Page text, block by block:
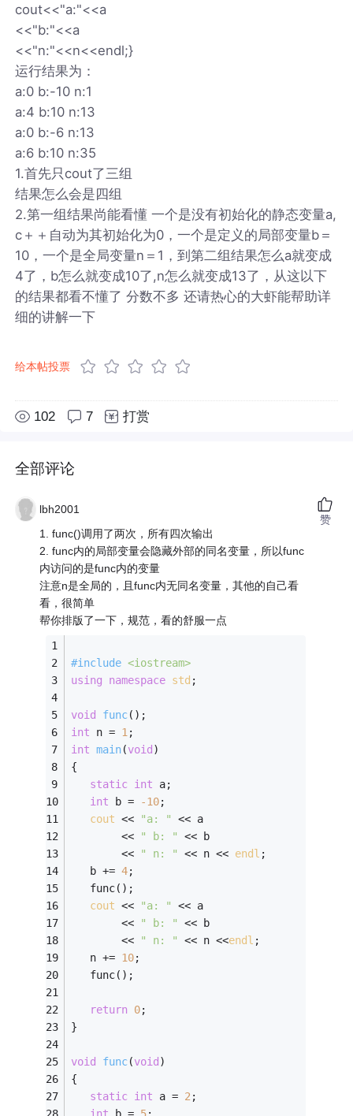
cout<<"a:"<<a
<<"b:"<<a
<<"n:"<<n<<endl;}
运行结果为：
a:0 b:-10 n:1
a:4 b:10 n:13
a:0 b:-6 n:13
a:6 b:10 n:35
1.首先只cout了三组
结果怎么会是四组
2.第一组结果尚能看懂 一个是没有初始化的静态变量a,
c＋＋自动为其初始化为0，一个是定义的局部变量b＝
10，一个是全局变量n＝1，到第二组结果怎么a就变成
4了，b怎么就变成10了,n怎么就变成13了，从这以下
的结果都看不懂了 分数不多 还请热心的大虾能帮助详
细的讲解一下
给本帖投票
102 7 打赏
全部评论
lbh2001
1. func()调用了两次，所有四次输出
2. func内的局部变量会隐藏外部的同名变量，所以func
内访问的是func内的变量
注意n是全局的，且func内无同名变量，其他的自己看
看，很简单
帮你排版了一下，规范，看的舒服一点
#include <iostream>
using
namespace std ;
void func() ;
int n = 1;
int main(void )
{
static int a;
int b = -10;
cout << "a: "
<< a
        <<
" b: "
<< b
        <<
" n: " << n << endl ;
   b +=
4;
   func();
cout << "a: "
<< a
        <<
" b: "
<< b
        <<
" n: " << n <<endl ;
   n +=
10;
   func();
return 0;
}
void func(void )
{
static int a = 2;
赞